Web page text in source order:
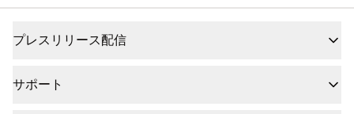
プレスリリース配信
サポート